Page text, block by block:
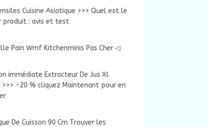
Cuisine Asiatique >>> Quel est le
produit : avis et test
Pain Wmf Kitchenminis Pas Cher ◁
immédiate Extracteur De Jus Xl
>>> -20 % cliquez Maintenant pour en
De Cuisson 90 Cm Trouver les